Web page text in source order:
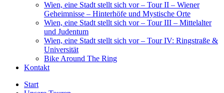
Wien, eine Stadt stellt sich vor – Tour II – Wiener
Geheimnisse – Hinterhöfe und Mystische Orte
Wien, eine Stadt stellt sich vor – Tour III – Mittelalter
und Judentum
Wien, eine Stadt stellt sich vor – Tour IV: Ringstraße &
Universität
Bike Around The Ring
Kontakt
Start